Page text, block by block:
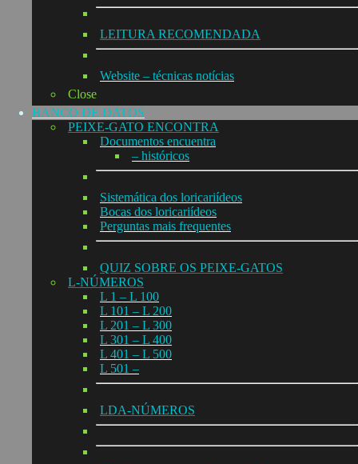
LEITURA RECOMENDADA
Website – técnicas notícias
Close
BANCO DE DATOS
PEIXE-GATO ENCONTRA
Documentos encuentra
– históricos
Sistemática dos loricariídeos
Bocas dos loricariídeos
Perguntas mais frequentes
QUIZ SOBRE OS PEIXE-GATOS
L-NÚMEROS
L 1 – L 100
L 101 – L 200
L 201 – L 300
L 301 – L 400
L 401 – L 500
L 501 –
LDA-NÚMEROS